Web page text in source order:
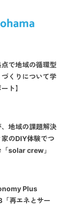
で地域の循環型
くりについて学
ト】
地域の課題解決
のDIY体験でつ
solar crew」
Plus
再エネとサー